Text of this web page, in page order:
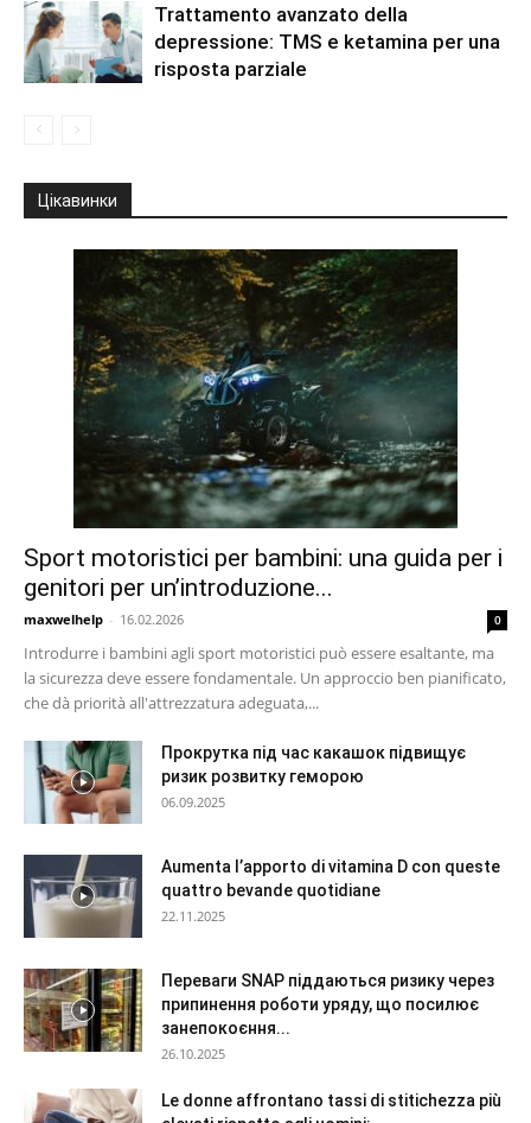
Trattamento avanzato della
depressione: TMS e ketamina per una
risposta parziale
Цікавинки
Sport motoristici per bambini: una guida per i
genitori per un’introduzione...
maxwelhelp - 16.02.2026 0
Introdurre i bambini agli sport motoristici può essere esaltante, ma
la sicurezza deve essere fondamentale. Un approccio ben pianificato,
che dà priorità all'attrezzatura adeguata,...
Прокрутка під час какашок підвищує
ризик розвитку геморою
06.09.2025
Aumenta l’apporto di vitamina D con queste
quattro bevande quotidiane
22.11.2025
Переваги SNAP піддаються ризику через
припинення роботи уряду, що посилює
занепокоєння...
26.10.2025
Le donne affrontano tassi di stitichezza più